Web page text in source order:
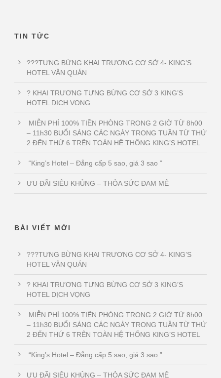
TIN TỨC
???TƯNG BỪNG KHAI TRƯƠNG CƠ SỞ 4- KING’S
HOTEL VĂN QUÁN
? KHAI TRƯƠNG TƯNG BỪNG CƠ SỞ 3 KING’S
HOTEL DỊCH VỌNG
MIỄN PHÍ 100% TIỀN PHÒNG TRONG 2 GIỜ TỪ 8h00
– 11h30 BUỔI SÁNG CÁC NGÀY TRONG TUẦN TỪ THỨ
2 ĐẾN THỨ 6 TRÊN TOÀN HỆ THỐNG KING’S HOTEL
“King’s Hotel – Đẳng cấp 5 sao, giá 3 sao ”
ƯU ĐÃI SIÊU KHỦNG – THỎA SỨC ĐAM MÊ
BÀI VIẾT MỚI
???TƯNG BỪNG KHAI TRƯƠNG CƠ SỞ 4- KING’S
HOTEL VĂN QUÁN
? KHAI TRƯƠNG TƯNG BỪNG CƠ SỞ 3 KING’S
HOTEL DỊCH VỌNG
MIỄN PHÍ 100% TIỀN PHÒNG TRONG 2 GIỜ TỪ 8h00
– 11h30 BUỔI SÁNG CÁC NGÀY TRONG TUẦN TỪ THỨ
2 ĐẾN THỨ 6 TRÊN TOÀN HỆ THỐNG KING’S HOTEL
“King’s Hotel – Đẳng cấp 5 sao, giá 3 sao ”
ƯU ĐÃI SIÊU KHỦNG – THỎA SỨC ĐAM MÊ